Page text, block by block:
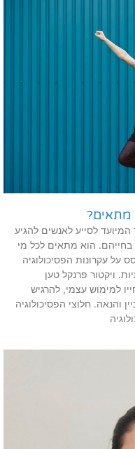
מתאים?
המיועד לסייע לאנשים להגיע
הוא מתאים לכל מי
על עקרונות הפסיכולוגיה
ויקטור פרנקל טען
למימוש עצמי, להרגיש
והנאה. חלוצי הפסיכולוגיה